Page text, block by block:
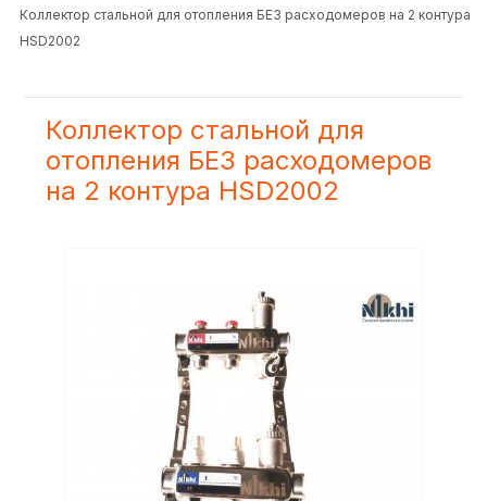
Коллектор стальной для отопления БЕЗ расходомеров на 2 контура
HSD2002
Коллектор стальной для
отопления БЕЗ расходомеров
на 2 контура HSD2002